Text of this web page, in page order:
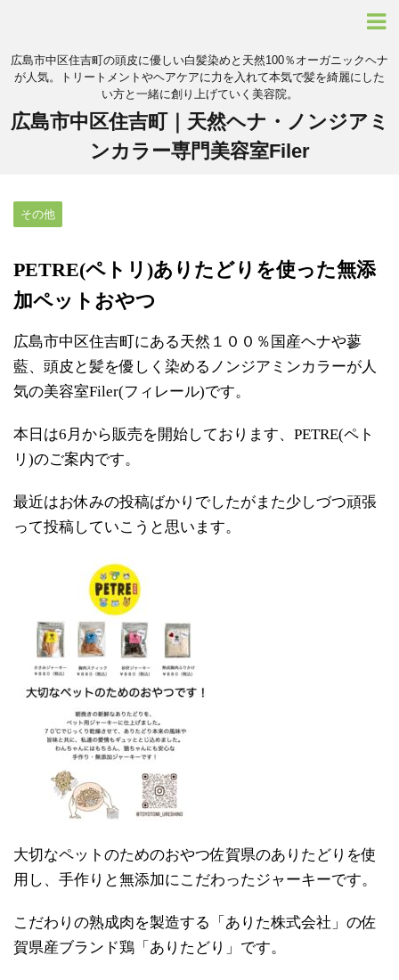
広島市中区住吉町の頭皮に優しい白髪染めと天然100％オーガニックヘナ
が人気。トリートメントやヘアケアに力を入れて本気で髪を綺麗にした
い方と一緒に創り上げていく美容院。
広島市中区住吉町｜天然ヘナ・ノンジアミ
ンカラー専門美容室Filer
その他
PETRE(ペトリ)ありたどりを使った無添
加ペットおやつ
広島市中区住吉町にある天然１００％国産ヘナや蓼
藍、頭皮と髪を優しく染めるノンジアミンカラーが人
気の美容室Filer(フィレール)です。
本日は6月から販売を開始しております、PETRE(ペト
リ)のご案内です。
最近はお休みの投稿ばかりでしたがまた少しづつ頑張
って投稿していこうと思います。
大切なペットのためのおやつ佐賀県のありたどりを使
用し、手作りと無添加にこだわったジャーキーです。
こだわりの熟成肉を製造する「ありた株式会社」の佐
賀県産ブランド鶏「ありたどり」です。